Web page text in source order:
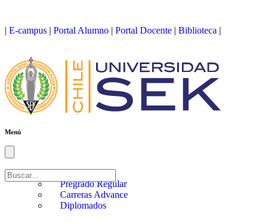
| E-campus | Portal Alumno | Portal Docente | Biblioteca |
Menú
Admisión
Pregrado Regular
Carreras Advance
Diplomados
conmutador
hamburguesa